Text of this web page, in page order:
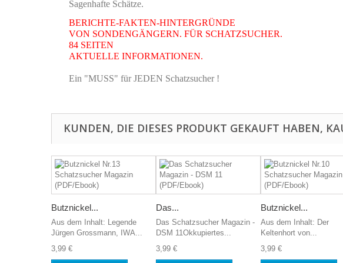
Sagenhafte Schätze.
BERICHTE-FAKTEN-HINTERGRÜNDE
VON SONDENGÄNGERN. FÜR SCHATZSUCHER.
84 SEITEN
AKTUELLE INFORMATIONEN.
Ein "MUSS" für JEDEN Schatzsucher !
KUNDEN, DIE DIESES PRODUKT GEKAUFT HABEN,
Butznickel...
Aus dem Inhalt: Legende
Jürgen Grossmann, IWA...
3,99 €
Das...
Das Schatzsucher Magazin -
DSM 11Okkupiertes...
3,99 €
Butznickel...
Aus dem Inhalt: Der
Keltenhort von...
3,99 €